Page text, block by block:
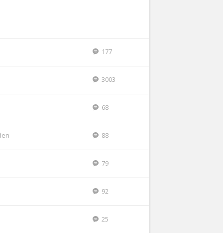
177
3003
68
88
79
92
25